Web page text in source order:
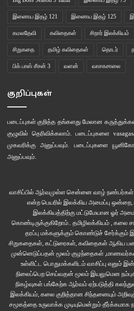
இணைய இதழ் 121 இணைய இதழ் 125
கமலதேவி கவிதைகள் சிறார் இலக்கியம்
சிறுகதை தமிழ் கவிதைகள் தொடர்
பிக் பாஸ் சீசன் 3 வளன் வாசகசாலை
குறிப்புகள்
படைப்புகள் குறித்த தங்களது மேலான
குழுவில் தெரிவிக்கலாம். படைப்புகளை
முகவரிக்கு அனுப்பவும். படைப்புகளை
அனுப்பவும்.
வாசிப்பில் ஆர்வமுள்ள சென்னை வாழ்
என்ற பெயரில் இலக்கிய அமைப்பு ஒன்றை,
இலக்கியத்திற்கு மட்டுமேயான ஓர்
கொண்டிருக்குகிறோம்.. தமிழிலக்கியம் ,
தரப்பு மக்களுக்கும் கொண்டுச் சேர்க்கும்
சிறுகதைகள், கட்டுரைகள், கவிதைகள் ஆகிய
முன்னெடுப்பதன் மூலம் குழந்தைகள்
உள்ளிட்ட பொதுமக்களிடம் வாசிப்பு எனும்
நிலைப்பெற செய்வதன் மூலம் இயலுமென
நிகழ்வுகள் பங்கேற்க ஆர்வம் ஏற்படுத்தி
இலக்கியம், கலை குறித்தான சிந்தனையும்
சமூகத்தை உருவாக்க முடியுமென்றும் தீர்க்கமாக